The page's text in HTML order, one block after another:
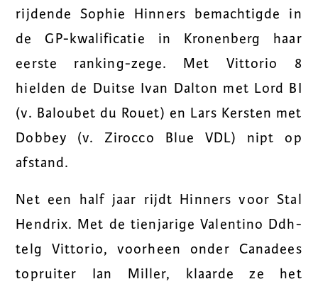
rijdende Sophie Hinners bemachtigde in
de GP-kwalificatie in Kronenberg haar
eerste ranking-zege. Met Vittorio 8
hielden de Duitse Ivan Dalton met Lord BI
(v. Baloubet du Rouet) en Lars Kersten met
Dobbey (v. Zirocco Blue VDL) nipt op
afstand.
Net een half jaar rijdt Hinners voor Stal
Hendrix. Met de tienjarige Valentino Ddh-
telg Vittorio, voorheen onder Canadees
topruiter Ian Miller, klaarde ze het